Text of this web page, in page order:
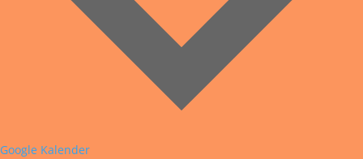
Google Kalender